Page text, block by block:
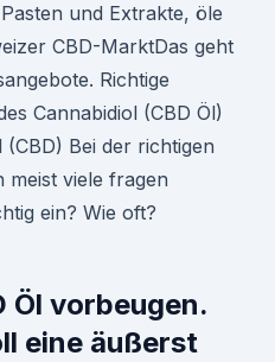
und Extrakte, öle
CBD-MarktDas geht
Richtige
Cannabidiol (CBD Öl)
Bei der richtigen
meist viele fragen
ein? Wie oft?
Öl vorbeugen.
eine äußerst